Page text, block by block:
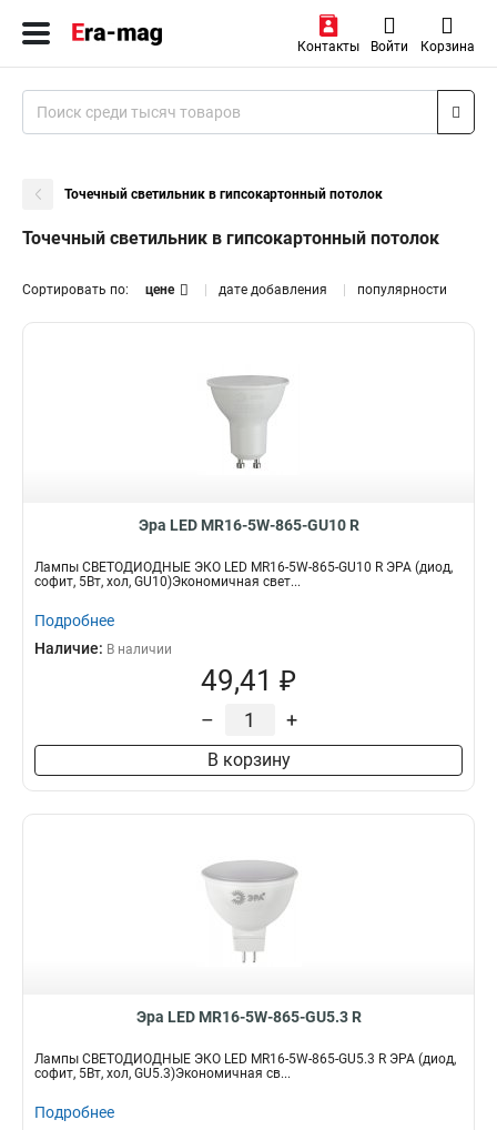
Контакты Войти Корзина
Точечный светильник в гипсокартонный потолок
Точечный светильник в гипсокартонный потолок
Сортировать по: цене дате добавления популярности
Эра LED MR16-5W-865-GU10 R
Лампы СВЕТОДИОДНЫЕ ЭКО LED MR16-5W-865-GU10 R ЭРА (диод,
софит, 5Вт, хол, GU10)Экономичная свет...
Подробнее
Наличие: В наличии
49,41 ₽
– +
В корзину
Эра LED MR16-5W-865-GU5.3 R
Лампы СВЕТОДИОДНЫЕ ЭКО LED MR16-5W-865-GU5.3 R ЭРА (диод,
софит, 5Вт, хол, GU5.3)Экономичная св...
Подробнее